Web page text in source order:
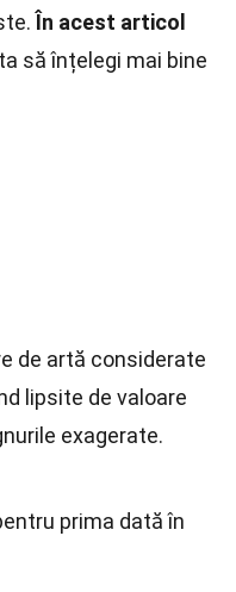
În acest articol
să înțelegi mai bine
de artă considerate
lipsite de valoare
exagerate.
prima dată în